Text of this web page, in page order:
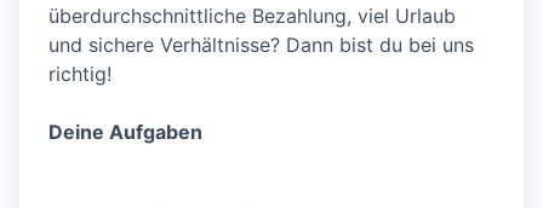
überdurchschnittliche Bezahlung, viel Urlaub
und sichere Verhältnisse? Dann bist du bei uns
richtig!
Deine Aufgaben